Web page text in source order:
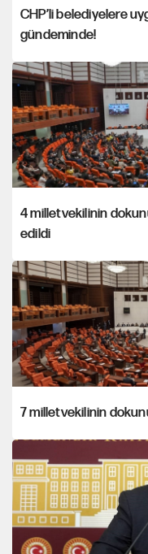
CHP’li belediyelere
gündeminde!
4 milletvekilinin
edildi
7 milletvekilinin